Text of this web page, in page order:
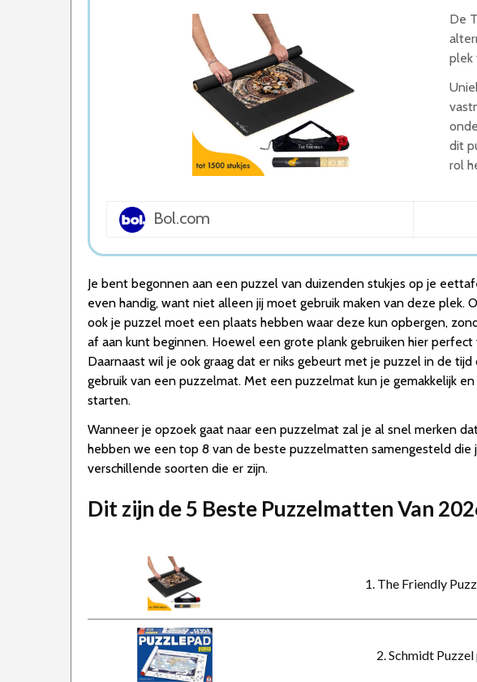
3. Jumbo Puzzle & Roll Puzzelrol
4. Ravensburger Roll Your Puzzel
5. Jumbo Puzzle & Roll Puzzelmat
Wat is de beste Puzzelmat van 2026
1. Beste Puzzelmat van 2026
2. Schmidt Puzzel pad
3. Jumbo Puzzle & Roll Puzzelrol
4. Ravensburger Roll Your Puzzel
5. Jumbo Puzzle & Roll Puzzelmat
De
plek
dit
rol
Bol.com
Je bent begonnen aan een puzzel van duizenden stukjes op je
even handig, want niet alleen jij moet gebruik maken van deze
ook je puzzel moet een plaats hebben waar deze kun opbergen,
af aan kunt beginnen. Hoewel een grote plank gebruiken hier
Daarnaast wil je ook graag dat er niks gebeurt met je puzzel in de
gebruik van een puzzelmat. Met een puzzelmat kun je gemakkelijk
starten.
Wanneer je opzoek gaat naar een puzzelmat zal je al snel merken
hebben we een top 8 van de beste puzzelmatten samengesteld
verschillende soorten die er zijn.
Dit zijn de 5 Beste Puzzelmatten Van
1. The Friendly
2. Schmidt Puzzel